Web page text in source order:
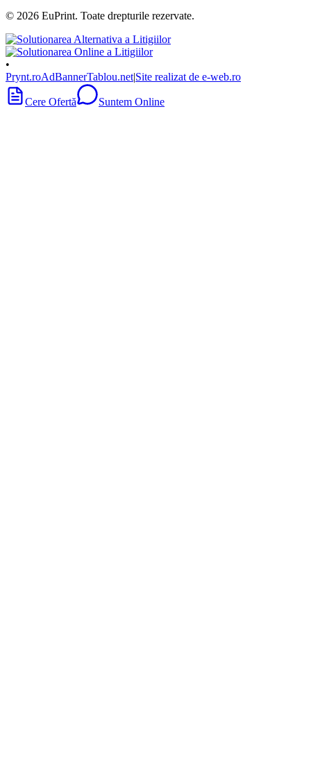
© 2026 EuPrint. Toate drepturile rezervate.
•
Prynt.roAdBannerTablou.net|Site realizat de e-web.ro
Cere Ofertă Suntem Online